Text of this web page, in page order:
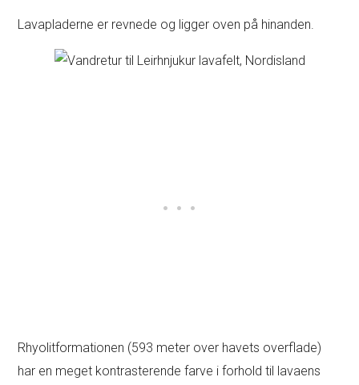
Lavapladerne er revnede og ligger oven på hinanden.
Rhyolitformationen (593 meter over havets overflade)
har en meget kontrasterende farve i forhold til lavaens